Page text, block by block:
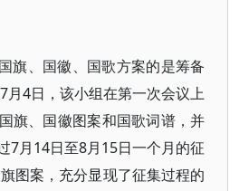
旗、国徽、国歌方案的是筹备
月4日，该小组在第一次会议上
旗、国徽图案和国歌词谱，并
7月14日至8月15日一个月的征
图案，充分显现了征集过程的